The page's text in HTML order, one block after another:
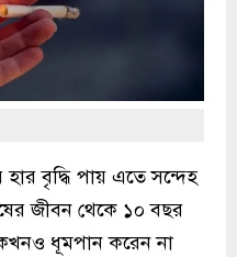
বৃদ্ধি পায় এতে সন্দেহ
জীবন থেকে ১০ বছর
কখনও ধূমপান করেন না